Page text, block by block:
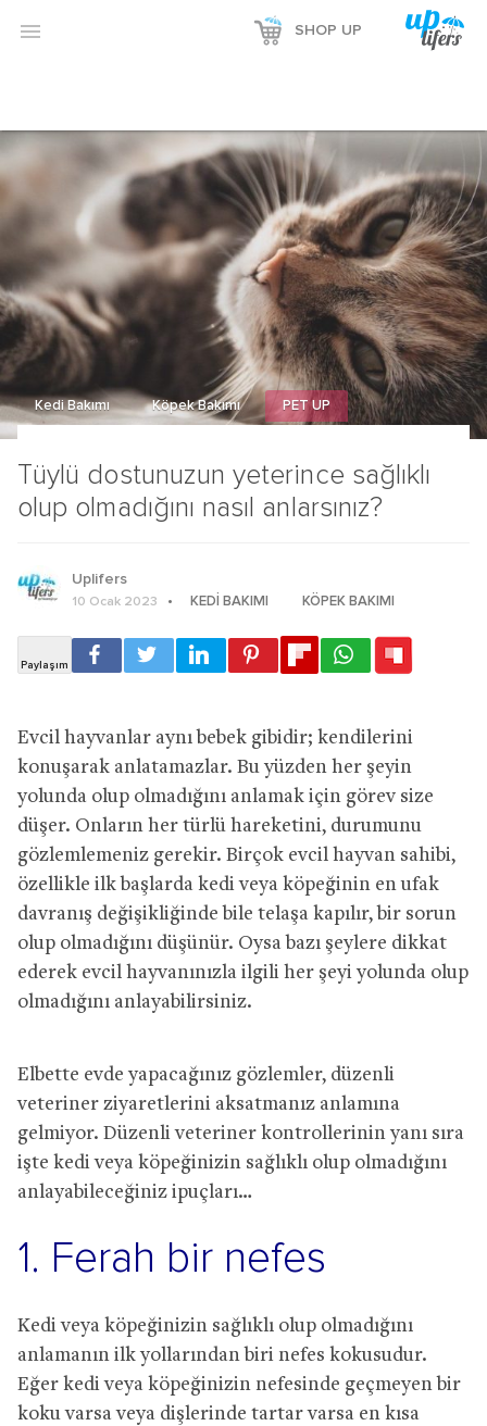
Reklamı Göster
Reklamı Gizle
 SHOP UP
Tüylü dostunuzun yeterince sağlıklı
olup olmadığını nasıl anlarsınız?
Kedi Bakımı Köpek Bakımı PET UP
Uplifers
10 Ocak 2023 KEDI BAKIMI KÖPEK BAKIMI
Evcil hayvanlar aynı bebek gibidir; kendilerini
konuşarak anlatamazlar. Bu yüzden her şeyin
yolunda olup olmadığını anlamak için görev size
düşer. Onların her türlü hareketini, durumunu
gözlemlemeniz gerekir. Birçok evcil hayvan sahibi,
özellikle ilk başlarda kedi veya köpeğinin en ufak
davranış değişikliğinde bile telaşa kapılır, bir sorun
olup olmadığını düşünür. Oysa bazı şeylere dikkat
ederek evcil hayvanınızla ilgili her şeyi yolunda olup
olmadığını anlayabilirsiniz.
Elbette evde yapacağınız gözlemler, düzenli
veteriner ziyaretlerini aksatmanız anlamına
gelmiyor. Düzenli veteriner kontrollerinin yanı sıra
işte kedi veya köpeğinizin sağlıklı olup olmadığını
anlayabileceğiniz ipuçları…
1. Ferah bir nefes
Kedi veya köpeğinizin sağlıklı olup olmadığını
anlamanın ilk yollarından biri nefes kokusudur.
Eğer kedi veya köpeğinizin nefesinde geçmeyen bir
koku varsa veya dişlerinde tartar varsa en kısa